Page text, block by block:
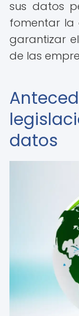
sus datos
fomentar la
garantizar
de las
datos